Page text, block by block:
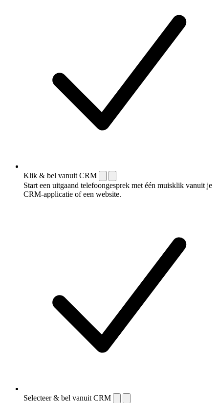
Klik & bel vanuit CRM
Start een uitgaand telefoongesprek met één muisklik vanuit je
CRM-applicatie of een website.
Selecteer & bel vanuit CRM